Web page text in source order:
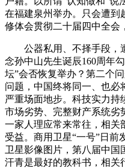
在福建泉州举办。只会遭到
修体会贯彻二十届四中全会，
公器私用、不择手段，
念孙中山先生诞辰160周年
坛”会否恢复举办？第二个
问题，中国终将同一、也必
严重场面地步。科技实力持
市场劣势、完整财产系统劣
一家人理应常来常往，相关
受益。商用卫星“一号”日前
卫星影像图片，第八届中国
汗青是最好的教科书，相关